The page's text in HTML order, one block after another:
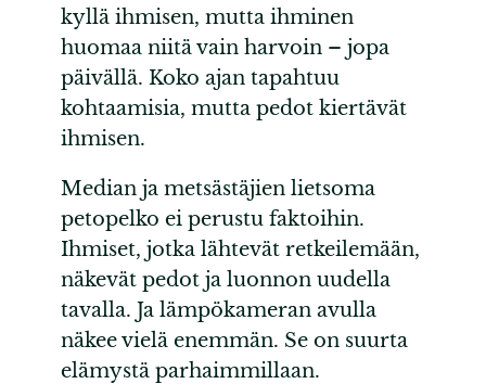
kyllä ihmisen, mutta ihminen
huomaa niitä vain harvoin – jopa
päivällä. Koko ajan tapahtuu
kohtaamisia, mutta pedot kiertävät
ihmisen.
Median ja metsästäjien lietsoma
petopelko ei perustu faktoihin.
Ihmiset, jotka lähtevät retkeilemään,
näkevät pedot ja luonnon uudella
tavalla. Ja lämpökameran avulla
näkee vielä enemmän. Se on suurta
elämystä parhaimmillaan.